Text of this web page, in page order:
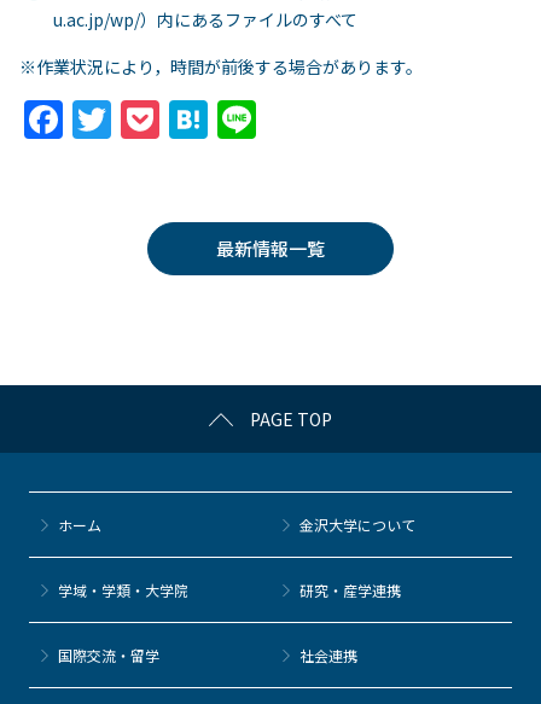
u.ac.jp/wp/）内にあるファイルのすべて
※作業状況により，時間が前後する場合があります。
F
k
T
er
P
k
et
H
n
a
最新情報一覧
PAGE TOP
ホーム 金沢大学について
学域・学類・大学院 研究・産学連携
国際交流・留学 社会連携